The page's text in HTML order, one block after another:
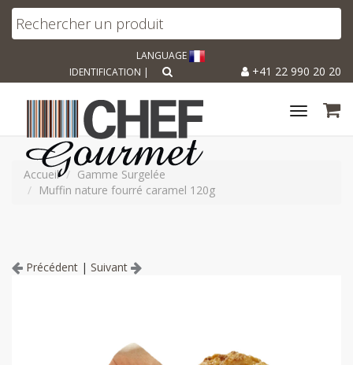
LANGUAGE
+41 22 990 20 20
IDENTIFICATION |
Toggle
Accueil
Gamme Surgelée
Muffin nature fourré caramel 120g
Précédent | Suivant